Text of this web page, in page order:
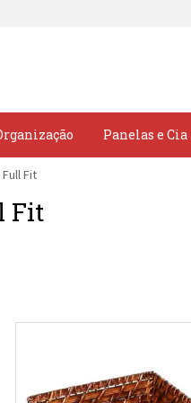
Panelas e Cia
Full Fit
Fit